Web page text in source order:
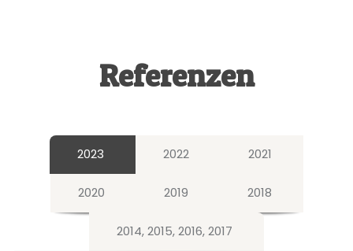
Referenzen
2023 2022 2021
2020 2019 2018
2014, 2015, 2016, 2017